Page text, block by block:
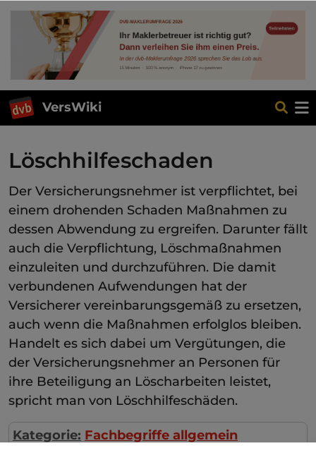
VersWiki
Löschhilfeschaden
Der Versicherungsnehmer ist verpflichtet, bei
einem drohenden Schaden Maßnahmen zu
dessen Abwendung zu ergreifen. Darunter fällt
auch die Verpflichtung, Löschmaßnahmen
einzuleiten und durchzuführen. Die damit
verbundenen Aufwendungen hat der
Versicherer vereinbarungsgemäß zu ersetzen,
auch wenn die Maßnahmen erfolglos bleiben.
Handelt es sich dabei um Vergütungen, die
der Versicherungsnehmer an Personen für
ihre Beteiligung an Löscharbeiten leistet,
spricht man von Löschhilfeschäden.
Kategorie: Fachbegriffe allgemein